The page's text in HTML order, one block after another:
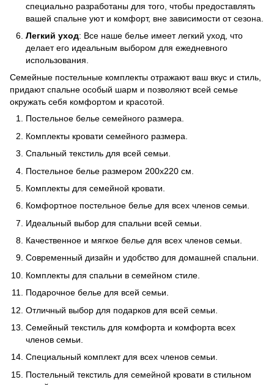
специально разработаны для того, чтобы предоставлять
вашей спальне уют и комфорт, вне зависимости от сезона.
Легкий уход: Все наше белье имеет легкий уход, что
делает его идеальным выбором для ежедневного
использования.
Семейные постельные комплекты отражают ваш вкус и стиль,
придают спальне особый шарм и позволяют всей семье
окружать себя комфортом и красотой.
Постельное белье семейного размера.
Комплекты кровати семейного размера.
Спальный текстиль для всей семьи.
Постельное белье размером 200x220 см.
Комплекты для семейной кровати.
Комфортное постельное белье для всех членов семьи.
Идеальный выбор для спальни всей семьи.
Качественное и мягкое белье для всех членов семьи.
Современный дизайн и удобство для домашней спальни.
Комплекты для спальни в семейном стиле.
Подарочное белье для всей семьи.
Отличный выбор для подарков для всей семьи.
Семейный текстиль для комфорта и комфорта всех
членов семьи.
Специальный комплект для всех членов семьи.
Постельный текстиль для семейной кровати в стильном